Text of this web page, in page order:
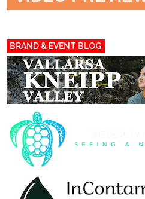
BRAND & EVENT BLOG